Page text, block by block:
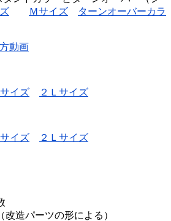
Ｍサイズ
ターンオーバーカラ
動画
イズ ２Ｌサイズ
イズ ２Ｌサイズ
造パーツの形による）